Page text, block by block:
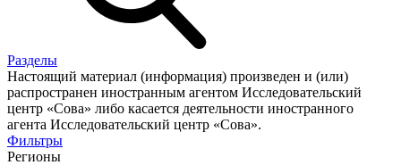
Разделы
Настоящий материал (информация) произведен и (или)
распространен иностранным агентом Исследовательский
центр «Сова» либо касается деятельности иностранного
агента Исследовательский центр «Сова».
Фильтры
Регионы